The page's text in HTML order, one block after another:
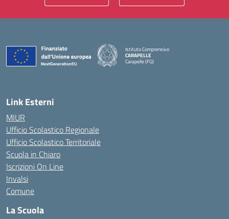
Istituto Comprensivo
CARAPELLE
Carapelle (FG)
— Visita la pagina iniziale della scuola
Link Esterni
MIUR
Ufficio Scolastico Regionale
Ufficio Scolastico Territoriale
Scuola in Chiaro
Iscrizioni On Line
Invalsi
Comune
La Scuola